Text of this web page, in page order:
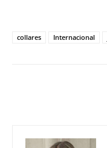
collares Internacional